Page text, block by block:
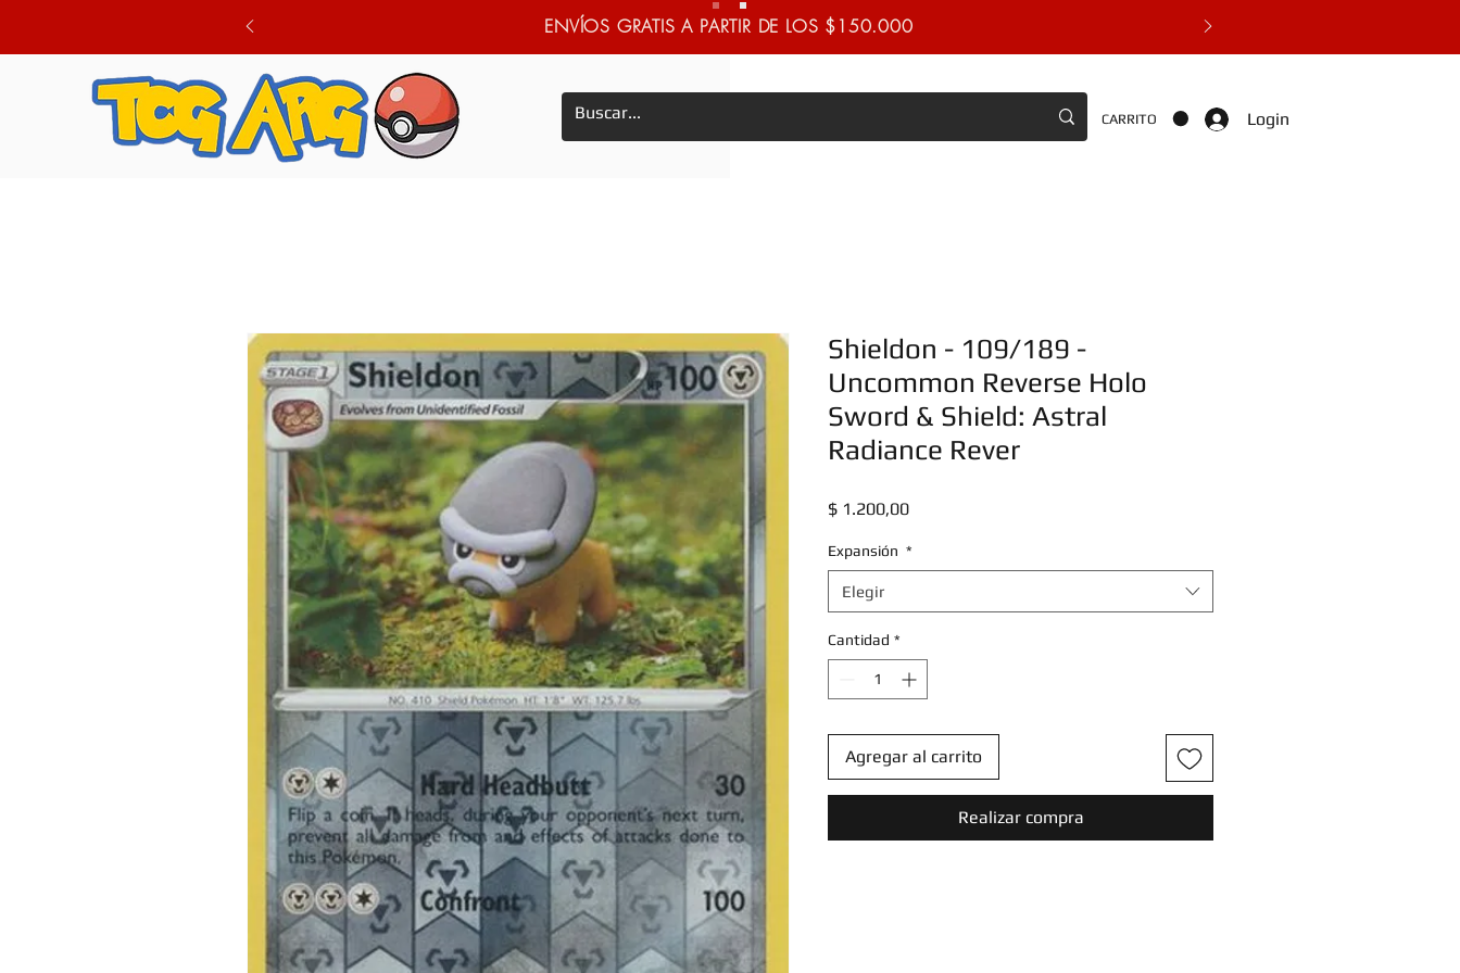
ENVÍOS GRATIS A PARTIR DE LOS $150.000
CARRITO Login
Shieldon - 109/189 -
Uncommon Reverse Holo
Sword & Shield: Astral
Radiance Rever
$ 1.200,00Precio
Expansión *
Elegir
Cantidad *
Agregar al carrito
Realizar compra